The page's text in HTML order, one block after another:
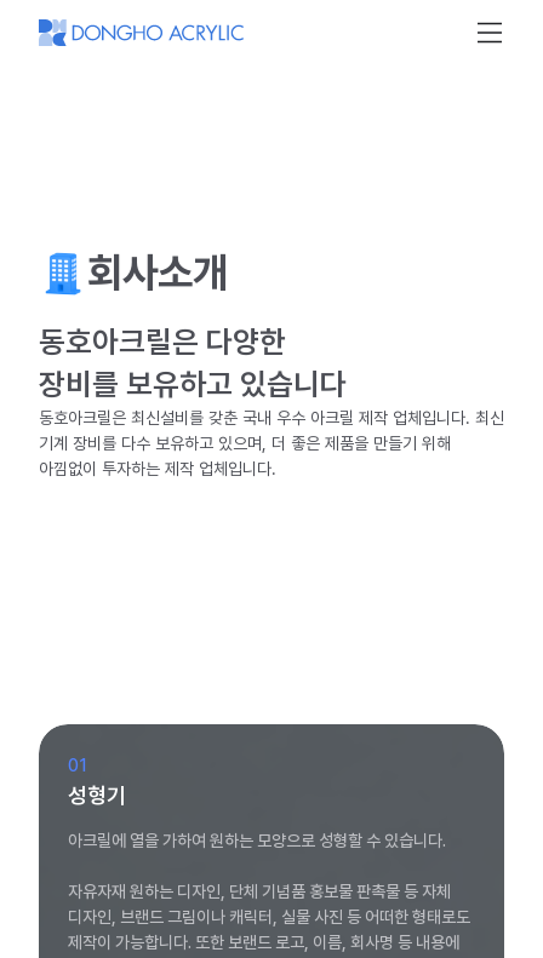
동
호
회사소개
동호아크릴은 다양한
장비를 보유하고 있습니다
동호아크릴은 최신설비를 갖춘 국내 우수 아크릴 제작 업체입니다. 최신
기계 장비를 다수 보유하고 있으며, 더 좋은 제품을 만들기 위해
아낌없이 투자하는 제작 업체입니다.
01
성형기
아크릴에 열을 가하여 원하는 모양으로 성형할 수 있습니다.
자유자재 원하는 디자인, 단체 기념품 홍보물 판촉물 등 자체
디자인, 브랜드 그림이나 캐릭터, 실물 사진 등 어떠한 형태로도
제작이 가능합니다. 또한 보랜드 로고, 이름, 회사명 등 내용에